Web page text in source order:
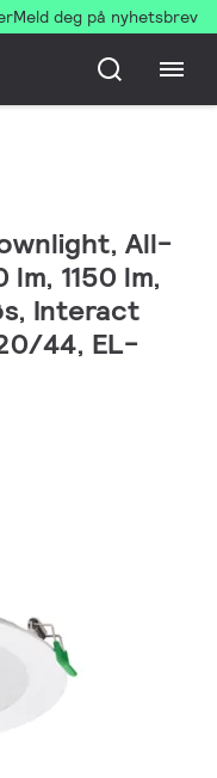
Meld deg på nyhetsbrev
All-
lm, 1150 lm,
Interact
44, EL-